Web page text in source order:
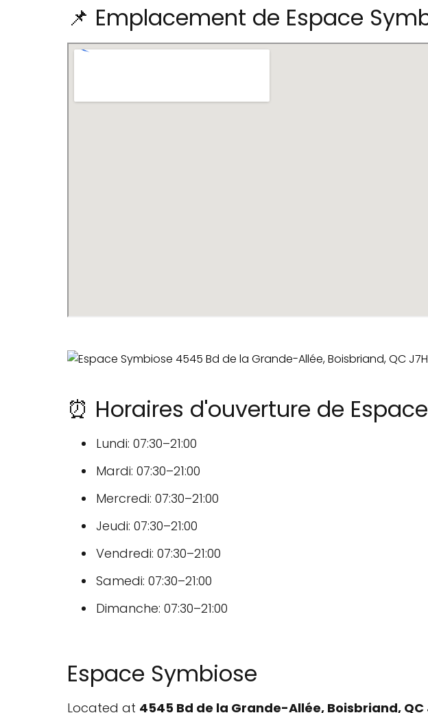
📌 Emplacement de Espace
⏰ Horaires d'ouverture de
Lundi: 07:30–21:00
Mardi: 07:30–21:00
Mercredi: 07:30–21:00
Jeudi: 07:30–21:00
Vendredi: 07:30–21:00
Samedi: 07:30–21:00
Dimanche: 07:30–21:00
Espace Symbiose
Located at 4545 Bd de la Grande-Allée, Boisbriand, QC